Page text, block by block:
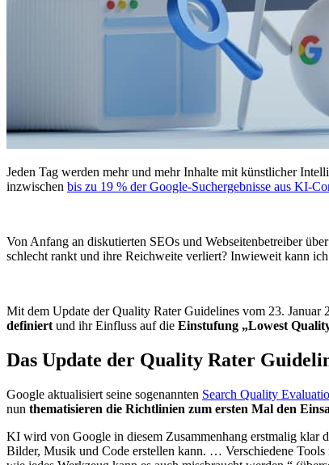
Jeden Tag werden mehr und mehr Inhalte mit künstlicher
inzwischen bis zu 19 % der Google-Suchergebnisse aus KI-
Von Anfang an diskutierten SEOs und Webseitenbetreiber
schlecht rankt und ihre Reichweite verliert? Inwieweit kann
Mit dem Update der Quality Rater Guidelines vom 23.
definiert und ihr Einfluss auf die Einstufung „Lowest
Das Update der Quality Rater
Google aktualisiert seine sogenannten Search Quality
nun thematisieren die Richtlinien zum ersten Mal den
KI wird von Google in diesem Zusammenhang erstmalig klar
Bilder, Musik und Code erstellen kann. … Verschiedene